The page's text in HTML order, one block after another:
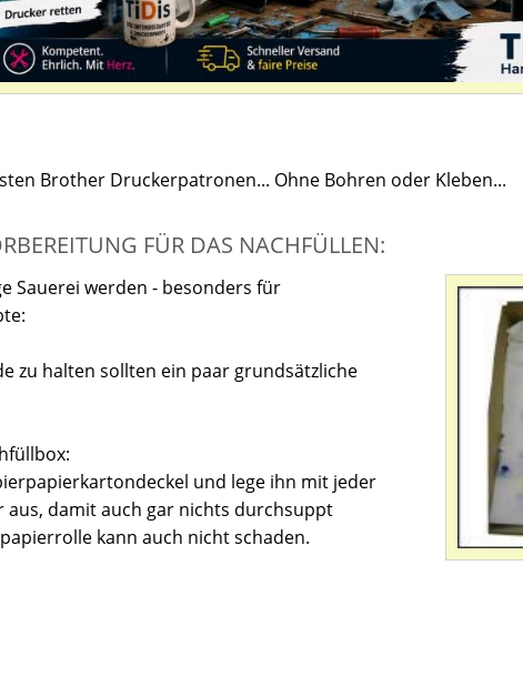
Brother Druckerpatronen... Ohne Bohren oder Kleben...
FÜR DAS NACHFÜLLEN:
Sauerei werden - besonders für
zu halten sollten ein paar grundsätzliche
und lege ihn mit jeder
aus, damit auch gar nichts durchsuppt
kann auch nicht schaden.